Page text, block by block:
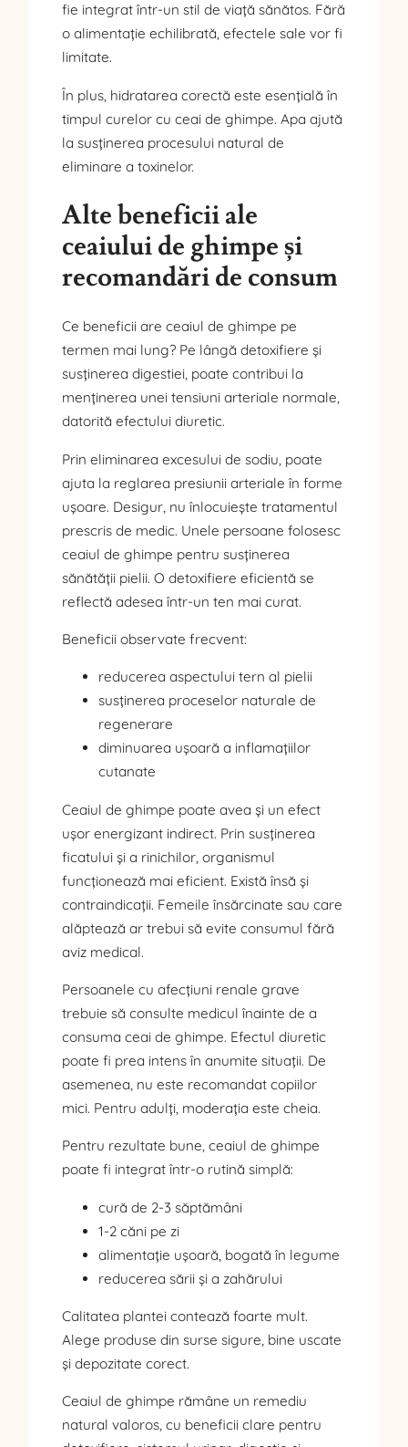
fie integrat într-un stil de viață sănătos. Fără
o alimentație echilibrată, efectele sale vor fi
limitate.
În plus, hidratarea corectă este esențială în
timpul curelor cu ceai de ghimpe. Apa ajută
la susținerea procesului natural de
eliminare a toxinelor.
Alte beneficii ale
ceaiului de ghimpe și
recomandări de consum
Ce beneficii are ceaiul de ghimpe pe
termen mai lung? Pe lângă detoxifiere și
susținerea digestiei, poate contribui la
menținerea unei tensiuni arteriale normale,
datorită efectului diuretic.
Prin eliminarea excesului de sodiu, poate
ajuta la reglarea presiunii arteriale în forme
ușoare. Desigur, nu înlocuiește tratamentul
prescris de medic. Unele persoane folosesc
ceaiul de ghimpe pentru susținerea
sănătății pielii. O detoxifiere eficientă se
reflectă adesea într-un ten mai curat.
Beneficii observate frecvent:
reducerea aspectului tern al pielii
susținerea proceselor naturale de
regenerare
diminuarea ușoară a inflamațiilor
cutanate
Ceaiul de ghimpe poate avea și un efect
ușor energizant indirect. Prin susținerea
ficatului și a rinichilor, organismul
funcționează mai eficient. Există însă și
contraindicații. Femeile însărcinate sau care
alăptează ar trebui să evite consumul fără
aviz medical.
Persoanele cu afecțiuni renale grave
trebuie să consulte medicul înainte de a
consuma ceai de ghimpe. Efectul diuretic
poate fi prea intens în anumite situații. De
asemenea, nu este recomandat copiilor
mici. Pentru adulți, moderația este cheia.
Pentru rezultate bune, ceaiul de ghimpe
poate fi integrat într-o rutină simplă:
cură de 2-3 săptămâni
1-2 căni pe zi
alimentație ușoară, bogată în legume
reducerea sării și a zahărului
Calitatea plantei contează foarte mult.
Alege produse din surse sigure, bine uscate
și depozitate corect.
Ceaiul de ghimpe rămâne un remediu
natural valoros, cu beneficii clare pentru